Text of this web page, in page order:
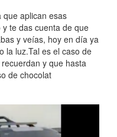
que aplican esas
te das cuenta de que
y veías, hoy en día ya
la luz.Tal es el caso de
y que hasta
de chocolat